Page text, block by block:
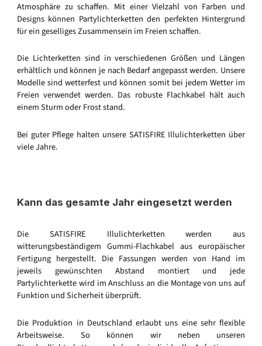
Atmosphäre zu schaffen. Mit einer Vielzahl von Farben und
Designs können Partylichterketten den perfekten Hintergrund
für ein geselliges Zusammensein im Freien schaffen.
Die Lichterketten sind in verschiedenen Größen und Längen
erhältlich und können je nach Bedarf angepasst werden. Unsere
Modelle sind wetterfest und können somit bei jedem Wetter im
Freien verwendet werden. Das robuste Flachkabel hält auch
einem Sturm oder Frost stand.
Bei guter Pflege halten unsere SATISFIRE Illulichterketten über
viele Jahre.
Kann das gesamte Jahr eingesetzt werden
Die SATISFIRE Illulichterketten werden aus
witterungsbeständigem Gummi-Flachkabel aus europäischer
Fertigung hergestellt. Die Fassungen werden von Hand im
jeweils gewünschten Abstand montiert und jede
Partylichterkette wird im Anschluss an die Montage von uns auf
Funktion und Sicherheit überprüft.
Die Produktion in Deutschland erlaubt uns eine sehr flexible
Arbeitsweise. So können wir neben unseren